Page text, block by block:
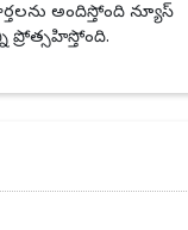
అందిస్తోంది న్యూస్